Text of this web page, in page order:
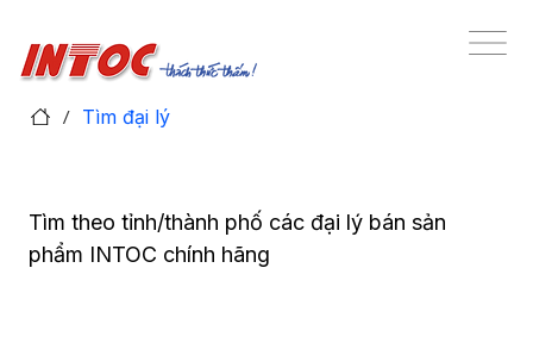
Tìm theo tỉnh/thành phố các đại lý bán sản
phẩm INTOC chính hãng
/ Tìm đại lý